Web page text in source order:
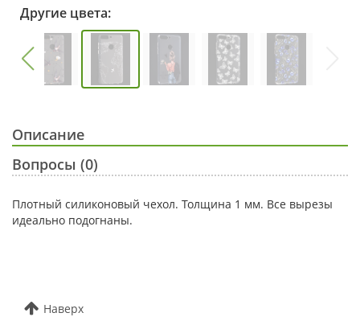
Другие цвета:
Описание
Вопросы (0)
Плотный силиконовый чехол. Толщина 1 мм. Все вырезы
идеально подогнаны.
Наверх